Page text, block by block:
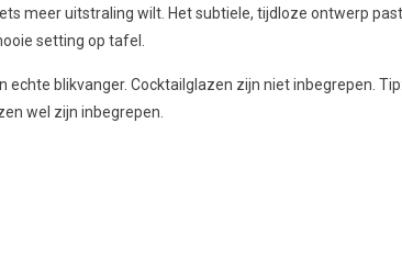
meer uitstraling wilt. Het subtiele, tijdloze ontwerp
setting op tafel.
echte blikvanger. Cocktailglazen zijn niet inbegrepen.
wel zijn inbegrepen.